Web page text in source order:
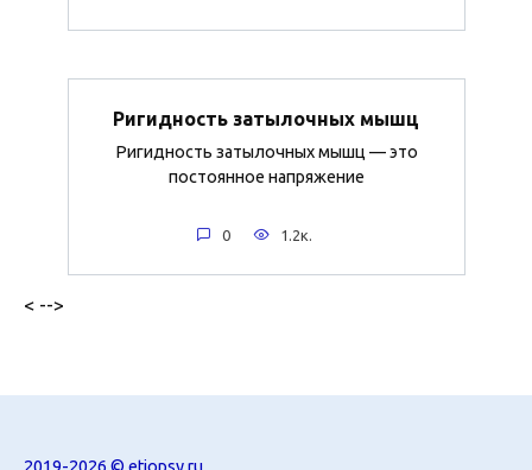
Ригидность затылочных мышц
Ригидность затылочных мышц — это
постоянное напряжение
0 1.2к.
< -->